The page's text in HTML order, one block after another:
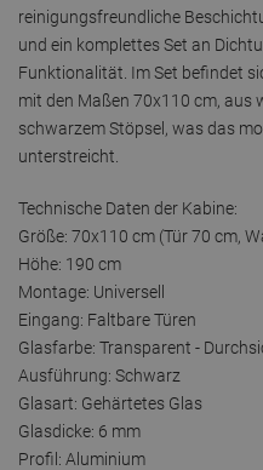
reinigungsfreundliche
und ein komplettes Set an
Funktionalität. Im Set befindet
mit den Maßen 70x110 cm, aus
schwarzem Stöpsel, was das
unterstreicht.
Technische Daten der Kabine:
Größe: 70x110 cm (Tür 70 cm,
Höhe: 190 cm
Montage: Universell
Eingang: Faltbare Türen
Glasfarbe: Transparent -
Ausführung: Schwarz
Glasart: Gehärtetes Glas
Glasdicke: 6 mm
Profil: Aluminium